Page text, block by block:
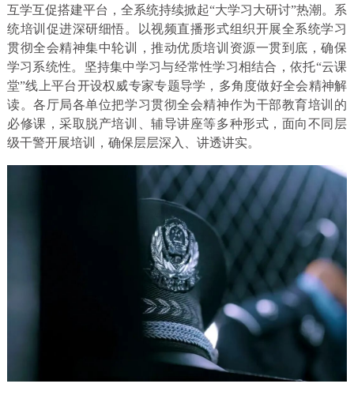
互学互促搭建平台，全系统持续掀起“大学习大研讨”热潮。系
统培训促进深研细悟。以视频直播形式组织开展全系统学习
贯彻全会精神集中轮训，推动优质培训资源一贯到底，确保
学习系统性。坚持集中学习与经常性学习相结合，依托“云课
堂”线上平台开设权威专家专题导学，多角度做好全会精神解
读。各厅局各单位把学习贯彻全会精神作为干部教育培训的
必修课，采取脱产培训、辅导讲座等多种形式，面向不同层
级干警开展培训，确保层层深入、讲透讲实。